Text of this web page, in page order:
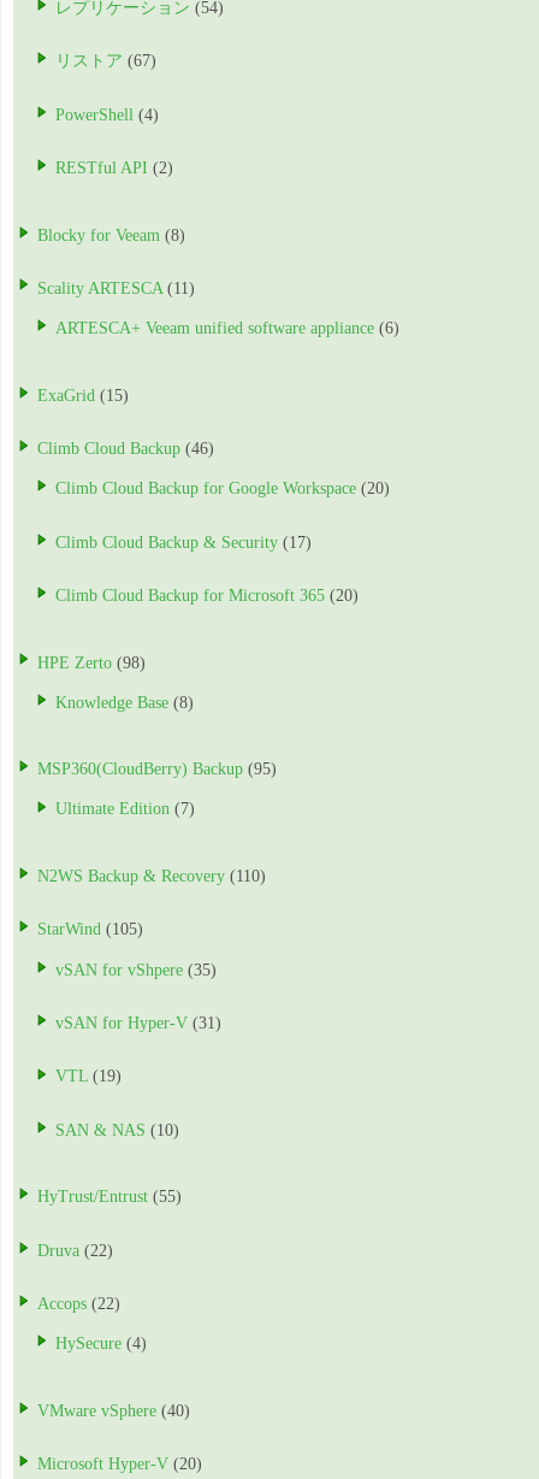
レプリケーション (54)
リストア (67)
PowerShell (4)
RESTful API (2)
Blocky for Veeam (8)
Scality ARTESCA (11)
ARTESCA+ Veeam unified software appliance (6)
ExaGrid (15)
Climb Cloud Backup (46)
Climb Cloud Backup for Google Workspace (20)
Climb Cloud Backup & Security (17)
Climb Cloud Backup for Microsoft 365 (20)
HPE Zerto (98)
Knowledge Base (8)
MSP360(CloudBerry) Backup (95)
Ultimate Edition (7)
N2WS Backup & Recovery (110)
StarWind (105)
vSAN for vShpere (35)
vSAN for Hyper-V (31)
VTL (19)
SAN & NAS (10)
HyTrust/Entrust (55)
Druva (22)
Accops (22)
HySecure (4)
VMware vSphere (40)
Microsoft Hyper-V (20)